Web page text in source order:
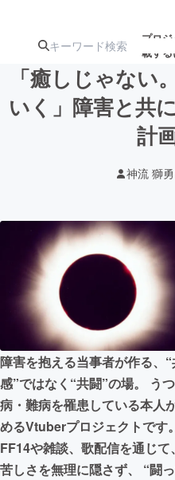
プロ
載す
注目の新着
テクノロジー・ガ
映像・映画
ビジネス・起業
まちづくり・地域
CAMPFIRE for Social
CAMPFIREふるさと納税
「癒しじゃない
いく」障害と共
計
神流 獅勇
障害を抱える当事者が作る、
感”ではなく“共闘”の場。 うつ
病・難病を罹患している本人
めるVtuberプロジェクトです。
FF14や雑談、歌配信を通じて、
苦しさを無理に隠さず、 “闘